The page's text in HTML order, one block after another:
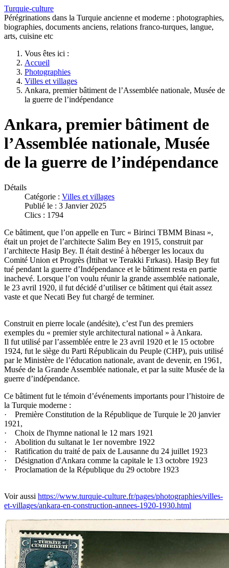
Turquie-culture
Pérégrinations dans la Turquie ancienne et moderne : photographies,
biographies, documents anciens, relations franco-turques, langue,
arts, cuisine etc
Vous êtes ici :
Accueil
Photographies
Villes et villages
Ankara, premier bâtiment de l’Assemblée nationale, Musée de
la guerre de l’indépendance
Ankara, premier bâtiment de
l’Assemblée nationale, Musée
de la guerre de l’indépendance
Détails
Catégorie : Villes et villages
Publié le : 3 Janvier 2025
Clics : 1794
Ce bâtiment, que l’on appelle en Turc « Birinci TBMM Binası »,
était un projet de l’architecte Salim Bey en 1915, construit par
l’architecte Hasip Bey. Il était destiné à héberger les locaux du
Comité Union et Progrès (İttihat ve Terakki Fırkası). Hasip Bey fut
tué pendant la guerre d’Indépendance et le bâtiment resta en partie
inachevé. Lorsque l’on voulu réunir la grande assemblée nationale,
le 23 avril 1920, il fut décidé d’utiliser ce bâtiment qui était assez
vaste et que Necati Bey fut chargé de terminer.
Construit en pierre locale (andésite), c’est l'un des premiers
exemples du « premier style architectural national » à Ankara.
Il fut utilisé par l’assemblée entre le 23 avril 1920 et le 15 octobre
1924, fut le siège du Parti Républicain du Peuple (CHP), puis utilisé
par le Ministère de l’éducation nationale, avant de devenir, en 1961,
Musée de la Grande Assemblée nationale, et par la suite Musée de la
guerre d’indépendance.
Ce bâtiment fut le témoin d’événements importants pour l’histoire de
la Turquie moderne :
· Première Constitution de la République de Turquie le 20 janvier
1921,
· Choix de l'hymne national le 12 mars 1921
· Abolition du sultanat le 1er novembre 1922
· Ratification du traité de paix de Lausanne du 24 juillet 1923
· Désignation d'Ankara comme la capitale le 13 octobre 1923
· Proclamation de la République du 29 octobre 1923
Voir aussi https://www.turquie-culture.fr/pages/photographies/villes-
et-villages/ankara-en-construction-annees-1920-1930.html